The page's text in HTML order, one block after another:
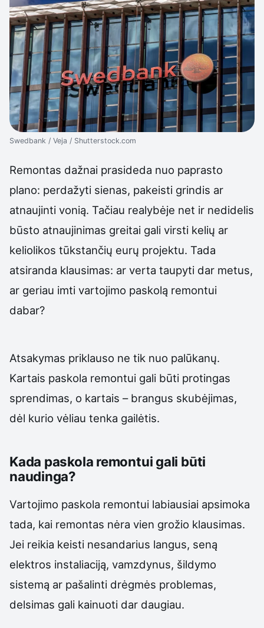
Swedbank / Veja / Shutterstock.com
Remontas dažnai prasideda nuo paprasto
plano: perdažyti sienas, pakeisti grindis ar
atnaujinti vonią. Tačiau realybėje net ir nedidelis
būsto atnaujinimas greitai gali virsti kelių ar
keliolikos tūkstančių eurų projektu. Tada
atsiranda klausimas: ar verta taupyti dar metus,
ar geriau imti vartojimo paskolą remontui
dabar?
Atsakymas priklauso ne tik nuo palūkanų.
Kartais paskola remontui gali būti protingas
sprendimas, o kartais – brangus skubėjimas,
dėl kurio vėliau tenka gailėtis.
Kada paskola remontui gali būti
naudinga?
Vartojimo paskola remontui labiausiai apsimoka
tada, kai remontas nėra vien grožio klausimas.
Jei reikia keisti nesandarius langus, seną
elektros instaliaciją, vamzdynus, šildymo
sistemą ar pašalinti drėgmės problemas,
delsimas gali kainuoti dar daugiau.